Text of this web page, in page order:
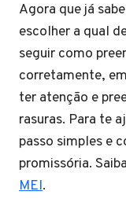
Agora que já
escolher a qual
seguir como
corretamente,
ter atenção e
rasuras. Para te
passo simples e
promissória.
MEI.